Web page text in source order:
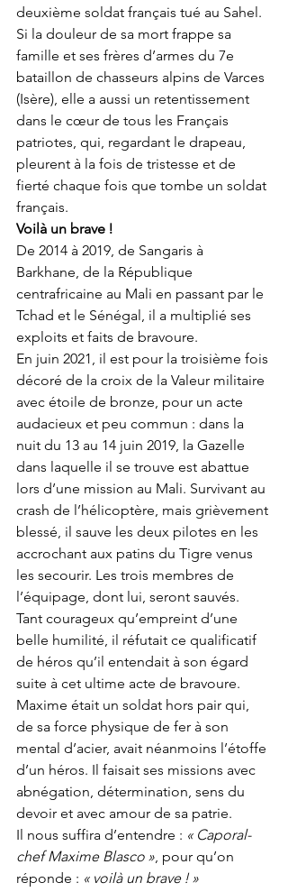
deuxième soldat français tué au Sahel.
Si la douleur de sa mort frappe sa
famille et ses frères d’armes du 7e
bataillon de chasseurs alpins de Varces
(Isère), elle a aussi un retentissement
dans le cœur de tous les Français
patriotes, qui, regardant le drapeau,
pleurent à la fois de tristesse et de
fierté chaque fois que tombe un soldat
français.
Voilà un brave !
De 2014 à 2019, de Sangaris à
Barkhane, de la République
centrafricaine au Mali en passant par le
Tchad et le Sénégal, il a multiplié ses
exploits et faits de bravoure.
En juin 2021, il est pour la troisième fois
décoré de la croix de la Valeur militaire
avec étoile de bronze, pour un acte
audacieux et peu commun : dans la
nuit du 13 au 14 juin 2019, la Gazelle
dans laquelle il se trouve est abattue
lors d’une mission au Mali. Survivant au
crash de l’hélicoptère, mais grièvement
blessé, il sauve les deux pilotes en les
accrochant aux patins du Tigre venus
les secourir. Les trois membres de
l’équipage, dont lui, seront sauvés.
Tant courageux qu’empreint d’une
belle humilité, il réfutait ce qualificatif
de héros qu’il entendait à son égard
suite à cet ultime acte de bravoure.
Maxime était un soldat hors pair qui,
de sa force physique de fer à son
mental d’acier, avait néanmoins l’étoffe
d’un héros. Il faisait ses missions avec
abnégation, détermination, sens du
devoir et avec amour de sa patrie.
Il nous suffira d’entendre : « Caporal-
chef Maxime Blasco », pour qu’on
réponde : « voilà un brave ! »